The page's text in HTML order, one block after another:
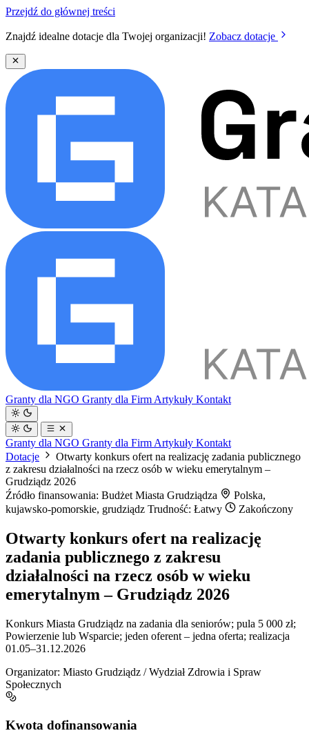
Przejdź do głównej treści
Znajdź idealne dotacje dla Twojej organizacji! Zobacz dotacje
Granty dla NGO Granty dla Firm Artykuły Kontakt
Granty dla NGO Granty dla Firm Artykuły Kontakt
Dotacje
Otwarty konkurs ofert na realizację zadania publicznego
z zakresu działalności na rzecz osób w wieku emerytalnym –
Grudziądz 2026
Źródło finansowania: Budżet Miasta Grudziądza
Polska,
kujawsko-pomorskie, grudziądz Trudność: Łatwy Zakończony
Otwarty konkurs ofert na realizację
zadania publicznego z zakresu
działalności na rzecz osób w wieku
emerytalnym – Grudziądz 2026
Konkurs Miasta Grudziądz na zadania dla seniorów; pula 5 000 zł;
Powierzenie lub Wsparcie; jeden oferent – jedna oferta; realizacja
01.05–31.12.2026
Organizator: Miasto Grudziądz / Wydział Zdrowia i Spraw
Społecznych
Kwota dofinansowania